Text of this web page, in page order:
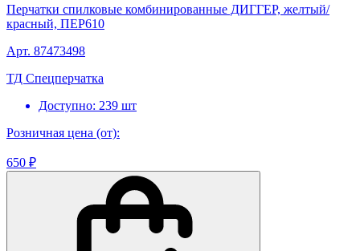
Перчатки спилковые комбинированные ДИГГЕР, желтый/
красный, ПЕР610
Арт. 87473498
ТД Спецперчатка
Доступно: 239 шт
Розничная цена (от):
650 ₽